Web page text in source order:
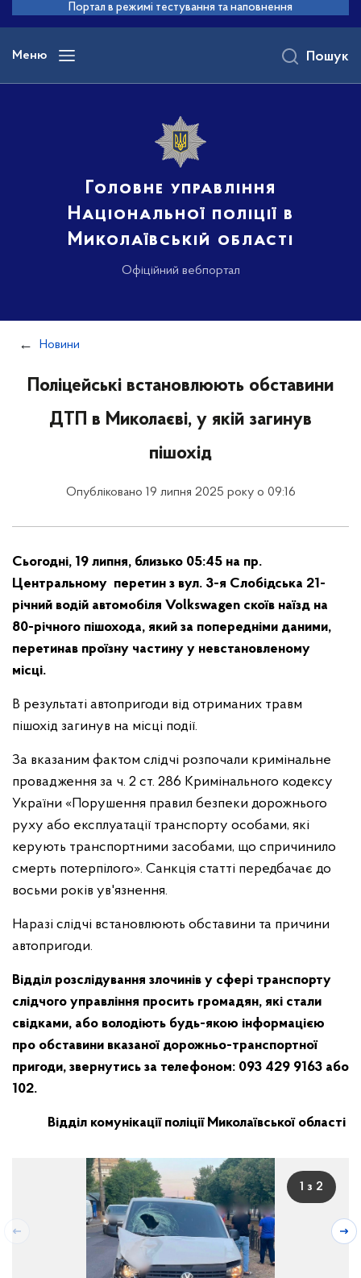
основного
вмісту
Портал в режимі тестування та наповнення
Меню
Головне управління
Національної поліції в
Миколаївській області
Офіційний вебпортал
Пошук
Новини
Поліцейські встановлюють обставини
ДТП в Миколаєві, у якій загинув
пішохід
Опубліковано 19 липня 2025 року о 09:16
Сьогодні, 19 липня, близько 05:45 на пр.
Центральному перетин з вул. 3-я Слобідська 21-
річний водій автомобіля Volkswagen скоїв наїзд на
80-річного пішохода, який за попередніми даними,
перетинав проїзну частину у невстановленому
місці.
В результаті автопригоди від отриманих травм
пішохід загинув на місці події.
За вказаним фактом слідчі розпочали кримінальне
провадження за ч. 2 ст. 286 Кримінального кодексу
України «Порушення правил безпеки дорожнього
руху або експлуатації транспорту особами, які
керують транспортними засобами, що спричинило
смерть потерпілого». Санкція статті передбачає до
восьми років ув'язнення.
Наразі слідчі встановлюють обставини та причини
автопригоди.
Відділ розслідування злочинів у сфері транспорту
слідчого управління просить громадян, які стали
свідками, або володіють будь-якою інформацією
про обставини вказаної дорожньо-транспортної
пригоди, звернутись за телефоном: 093 429 9163 або
102.
Відділ комунікації поліції Миколаївської області
1 з 2